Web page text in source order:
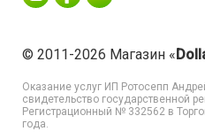
© 2011-2026 Магазин «
Оказание услуг ИП Ротосепп
свидетельство государственной
Регистрационный № 332562 в
года.